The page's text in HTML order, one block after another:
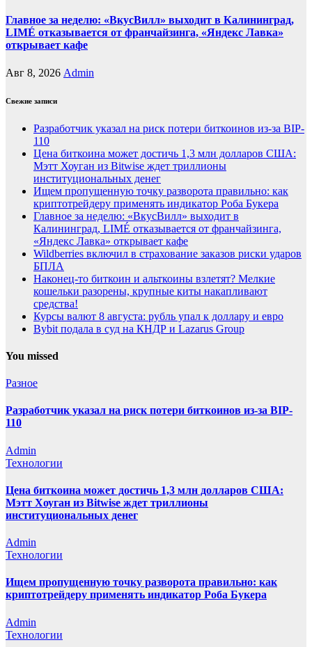
Главное за неделю: «ВкусВилл» выходит в Калининград,
LIMÉ отказывается от франчайзинга, «Яндекс Лавка»
открывает кафе
Авг 8, 2026 Admin
Свежие записи
Разработчик указал на риск потери биткоинов из-за BIP-
110
Цена биткоина может достичь 1,3 млн долларов США:
Мэтт Хоуган из Bitwise ждет триллионы
институциональных денег
Ищем пропущенную точку разворота правильно: как
криптотрейдеру применять индикатор Роба Букера
Главное за неделю: «ВкусВилл» выходит в
Калининград, LIMÉ отказывается от франчайзинга,
«Яндекс Лавка» открывает кафе
Wildberries включил в страхование заказов риски ударов
БПЛА
Наконец-то биткоин и альткоины взлетят? Мелкие
кошельки разорены, крупные киты накапливают
средства!
Курсы валют 8 августа: рубль упал к доллару и евро
Bybit подала в суд на КНДР и Lazarus Group
You missed
Разное
Разработчик указал на риск потери биткоинов из-за BIP-
110
Admin
Технологии
Цена биткоина может достичь 1,3 млн долларов США:
Мэтт Хоуган из Bitwise ждет триллионы
институциональных денег
Admin
Технологии
Ищем пропущенную точку разворота правильно: как
криптотрейдеру применять индикатор Роба Букера
Admin
Технологии